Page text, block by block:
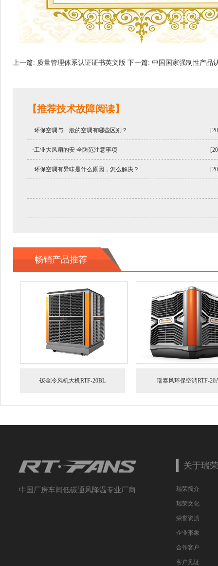
上一篇: 质量管理体系认证证书英文版 下一篇: 中国国家强制性产品
【推荐技术故障阅读】
·环保空调与一般的空调有哪些区别？
·工业大风扇的安 全防范注意事项
·环保空调有异味是什么原因，怎么解决？
畅销产品推荐
钣金冷风机大机RTF-20BL 瑞泰风环保空调RTF-
中国厂房车间低碳通风降温专业厂商
关于瑞荣
瑞荣简介
瑞荣文化
荣誉资质
企业形象
合作客户
客户见证